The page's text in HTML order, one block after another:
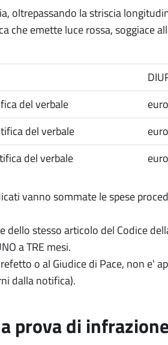
oltrepassando la striscia
che emette luce rossa, soggiace
del verbale
del verbale
del verbale
vanno sommate le spese
dello stesso articolo del Codice
a TRE mesi.
o al Giudice di Pace, non e'
dalla notifica).
prova di